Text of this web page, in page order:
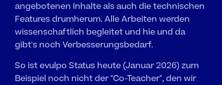
angebotenen Inhalte als auch die technischen
Features drumherum. Alle Arbeiten werden
wissenschaftlich begleitet und hie und da
gibt's noch Verbesserungsbedarf.
So ist evulpo Status heute (Januar 2026) zum
Beispiel noch nicht der "Co-Teacher", den wir